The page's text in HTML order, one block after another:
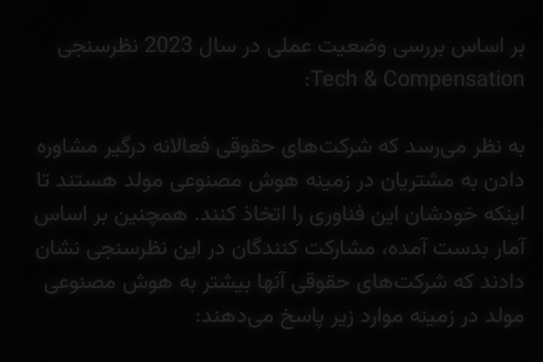
بر اساس بررسی وضعیت عملی در سال 2023 نظرسنجی
Tech & Compensation:
به نظر می‌رسد که شرکت‌های حقوقی فعالانه‌ درگیر مشاوره
دادن به مشتریان در زمینه هوش مصنوعی مولد هستند تا
اینکه خودشان این فناوری را اتخاذ کنند. همچنین بر اساس
آمار بدست آمده، مشارکت کنندگان در این نظرسنجی نشان
دادند که شرکت‌های حقوقی آنها بیشتر به هوش مصنوعی
مولد در زمینه موارد زیر پاسخ می‌دهند: